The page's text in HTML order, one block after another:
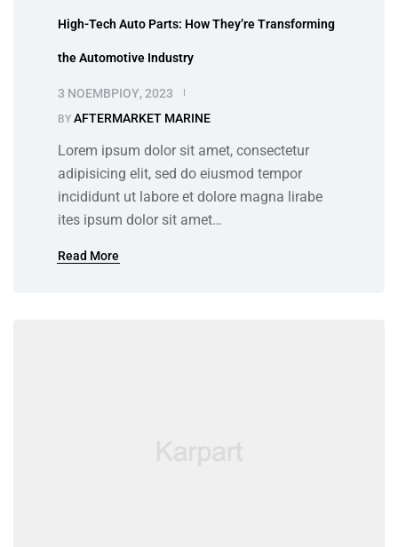
High-Tech Auto Parts: How They’re Transforming
the Automotive Industry
3 ΝΟΕΜΒΡΊΟΥ, 2023
BY AFTERMARKET MARINE
Lorem ipsum dolor sit amet, consectetur
adipisicing elit, sed do eiusmod tempor
incididunt ut labore et dolore magna lirabe
ites ipsum dolor sit amet…
Read More